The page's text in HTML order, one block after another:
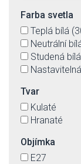
Farba svetla
Teplá bílá
Neutrální
Studená
Tvar
Kulaté
Hranaté
Objímka
E27